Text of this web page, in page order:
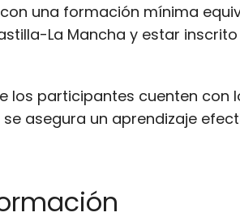
una formación mínima
La Mancha y estar
los participantes cuenten
asegura un aprendizaje